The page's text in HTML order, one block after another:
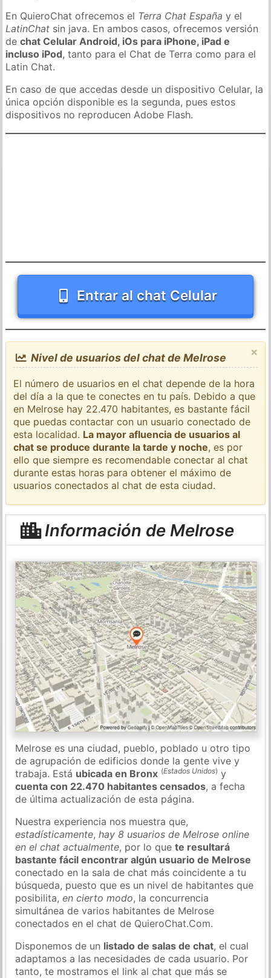
En QuieroChat ofrecemos el Terra Chat España y el
LatinChat sin java. En ambos casos, ofrecemos versión
dechat Celular Android, iOs para iPhone, iPad e
incluso iPod, tanto para el Chat de Terra como para el
Latin Chat.
En caso de que accedas desde un dispositivo Celular, la
única opción disponible es la segunda, pues estos
dispositivos no reproducen Adobe Flash.
Entrar al chat Celular
×
Nivel de usuarios del chat de Melrose
El número de usuarios en el chat depende de la hora
del día a la que te conectes en tu país. Debido a que
en Melrose hay 22.470 habitantes, es bastante fácil
que puedas contactar con un usuario conectado de
esta localidad. La mayor afluencia de usuarios al
chat se produce durante la tarde y noche, es por
ello que siempre es recomendable conectar al chat
durante estas horas para obtener el máximo de
usuarios conectados al chat de esta ciudad.
Información de Melrose
Melrose es una ciudad, pueblo, poblado u otro tipo
de agrupación de edificios donde la gente vive y
trabaja. Está ubicada en Bronx (Estados Unidos) y
cuenta con 22.470 habitantes censados, a fecha
de última actualización de esta página.
Nuestra experiencia nos muestra que,
estadísticamente,hay 8 usuarios de Melrose online
en el chat actualmente, por lo quete resultará
bastante fácil encontrar algún usuario de Melrose
conectado en la sala de chat más coincidente a tu
búsqueda, puesto que es un nivel de habitantes que
posibilita,en cierto modo, la concurrencia
simultánea de varios habitantes de Melrose
conectados en el chat de QuieroChat.Com.
Disponemos de un listado de salas de chat, el cual
adaptamos a las necesidades de cada usuario. Por
tanto, te mostramos el link al chat que más se